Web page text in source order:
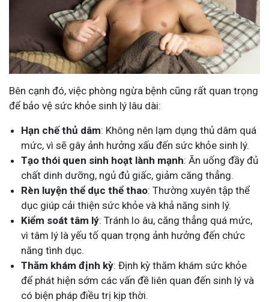
Bên cạnh đó, việc phòng ngừa bệnh cũng rất quan trọng
để bảo vệ sức khỏe sinh lý lâu dài:
Hạn chế thủ dâm: Không nên lạm dụng thủ dâm quá
mức, vì sẽ gây ảnh hưởng xấu đến sức khỏe sinh lý.
Tạo thói quen sinh hoạt lành mạnh: Ăn uống đầy đủ
chất dinh dưỡng, ngủ đủ giấc, giảm căng thẳng.
Rèn luyện thể dục thể thao: Thường xuyên tập thể
dục giúp cải thiện sức khỏe và khả năng sinh lý.
Kiểm soát tâm lý: Tránh lo âu, căng thẳng quá mức,
vì tâm lý là yếu tố quan trọng ảnh hưởng đến chức
năng tình dục.
Thăm khám định kỳ: Định kỳ thăm khám sức khỏe
để phát hiện sớm các vấn đề liên quan đến sinh lý và
có biện pháp điều trị kịp thời.